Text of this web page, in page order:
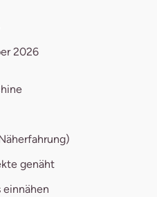
2026
genäht
einnähen